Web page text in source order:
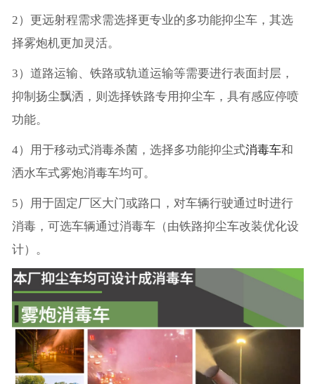
2）更远射程需求需选择更专业的多功能抑尘车，其选
择雾炮机更加灵活。
3）道路运输、铁路或轨道运输等需要进行表面封层，
抑制扬尘飘洒，则选择铁路专用抑尘车，具有感应停喷
功能。
4）用于移动式消毒杀菌，选择多功能抑尘式消毒车和
洒水车式雾炮消毒车均可。
5）用于固定厂区大门或路口，对车辆行驶通过时进行
消毒，可选车辆通过消毒车（由铁路抑尘车改装优化设
计）。